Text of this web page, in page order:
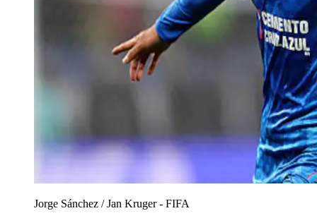
Jorge Sánchez /Jan Kruger - FIFA